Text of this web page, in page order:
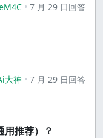
7 月 29 日回答
大神 7 月 29 日回答
推荐）？